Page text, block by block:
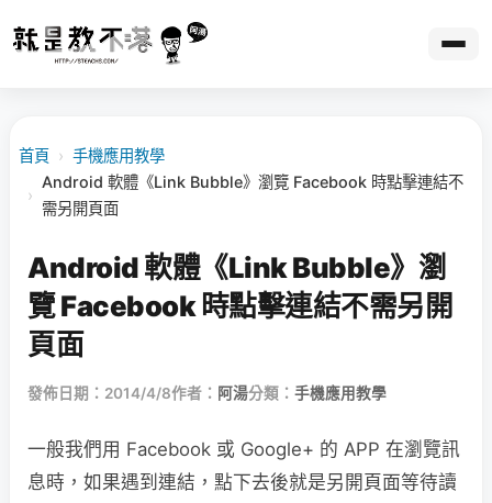
首頁 › 手機應用教學
›
Android 軟體《Link Bubble》瀏覽 Facebook 時點擊連結不
需另開頁面
Android 軟體《Link Bubble》瀏
覽 Facebook 時點擊連結不需另開
頁面
發佈日期：2014/4/8作者： 阿湯分類： 手機應用教學
一般我們用 Facebook 或 Google+ 的 APP 在瀏覽訊
息時，如果遇到連結，點下去後就是另開頁面等待讀